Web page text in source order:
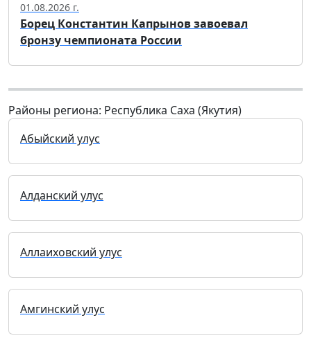
01.08.2026 г.
Борец Константин Капрынов завоевал
бронзу чемпионата России
Районы региона: Республика Саха (Якутия)
Абыйский улус
Алданский улус
Аллаиховский улус
Амгинский улус